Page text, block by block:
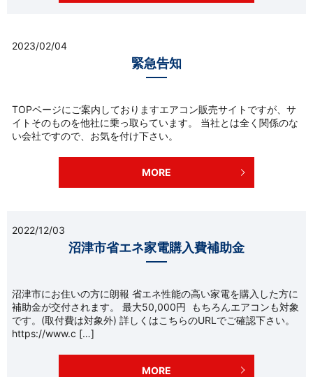
2023/02/04
緊急告知
TOPページにご案内しておりますエアコン販売サイトですが、サ
イトそのものを他社に乗っ取らています。 当社とは全く関係のな
い会社ですので、お気を付け下さい。
MORE
2022/12/03
沼津市省エネ家電購入費補助金
沼津市にお住いの方に朗報 省エネ性能の高い家電を購入した方に
補助金が交付されます。 最大50,000円 もちろんエアコンも対象
です。(取付費は対象外) 詳しくはこちらのURLでご確認下さい。
https://www.c […]
MORE